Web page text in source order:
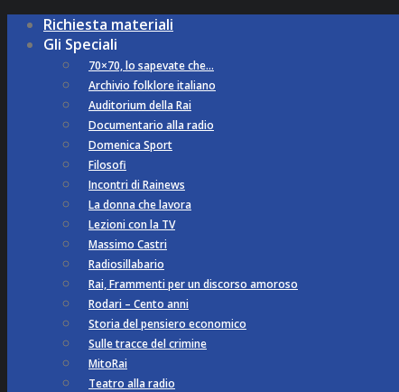
Richiesta materiali
Gli Speciali
70×70, lo sapevate che…
Archivio folklore italiano
Auditorium della Rai
Documentario alla radio
Domenica Sport
Filosofi
Incontri di Rainews
La donna che lavora
Lezioni con la TV
Massimo Castri
Radiosillabario
Rai, Frammenti per un discorso amoroso
Rodari – Cento anni
Storia del pensiero economico
Sulle tracce del crimine
MitoRai
Teatro alla radio